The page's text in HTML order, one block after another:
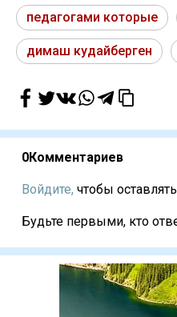
педагогами которые
димаш кудайберген
0Комментариев
Войдите, чтобы
Будьте первыми, кто